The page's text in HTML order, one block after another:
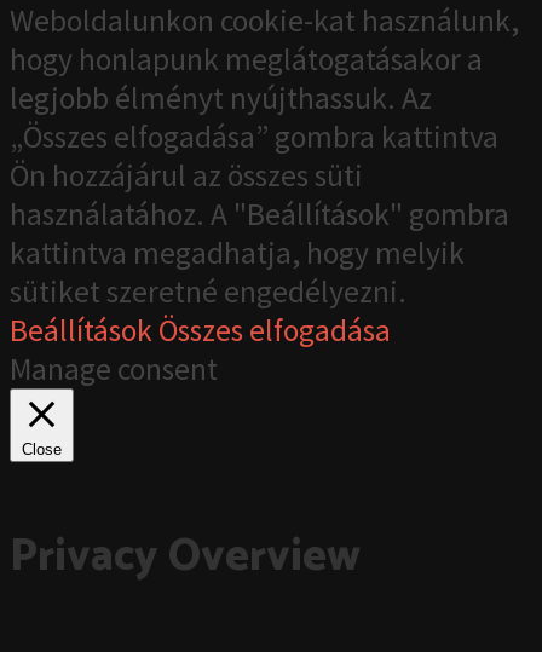
Weboldalunkon cookie-kat használunk,
hogy honlapunk meglátogatásakor a
legjobb élményt nyújthassuk. Az
„Összes elfogadása” gombra kattintva
Ön hozzájárul az összes süti
használatához. A "Beállítások" gombra
kattintva megadhatja, hogy melyik
sütiket szeretné engedélyezni.
BeállításokÖsszes elfogadása
Manage consent
Close
Privacy Overview